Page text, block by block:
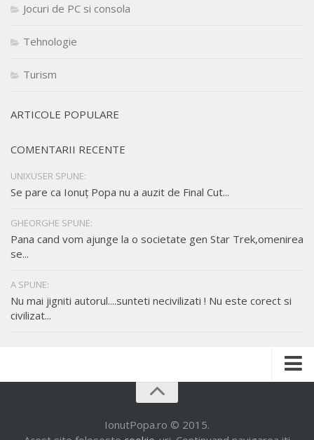
Jocuri de PC si consola
Tehnologie
Turism
ARTICOLE POPULARE
COMENTARII RECENTE
UNIXUSER SPUNE:
Se pare ca Ionuț Popa nu a auzit de Final Cut...
GHEORGHE SPUNE:
Pana cand vom ajunge la o societate gen Star Trek,omenirea
se...
A SPUNE:
Nu mai jigniti autorul....sunteti necivilizati ! Nu este corect si
civilizat...
IonutPopa.ro © 2015.